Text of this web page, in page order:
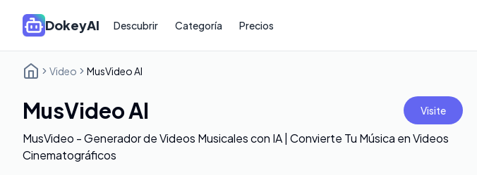
DokeyAI Descubrir Categoría Precios
Video MusVideo AI
MusVideo AI Visite
MusVideo - Generador de Videos Musicales con IA | Convierte Tu Música en Videos
Cinematográficos